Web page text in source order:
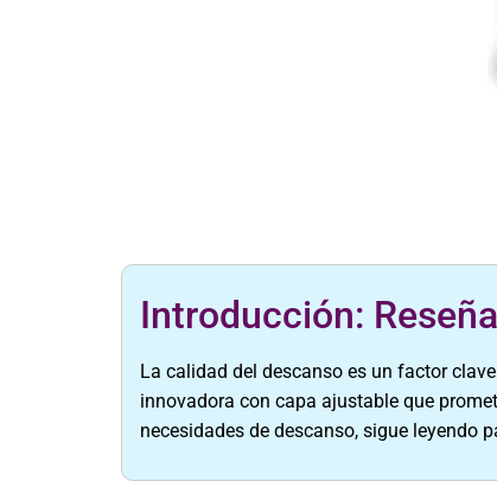
Introducción:
La calidad del descanso es un factor
innovadora con capa ajustable que
necesidades de descanso, sigue leyendo